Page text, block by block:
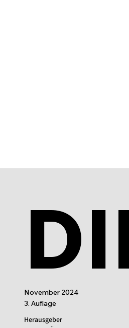
November 2024
3. Auflage
Herausgeber